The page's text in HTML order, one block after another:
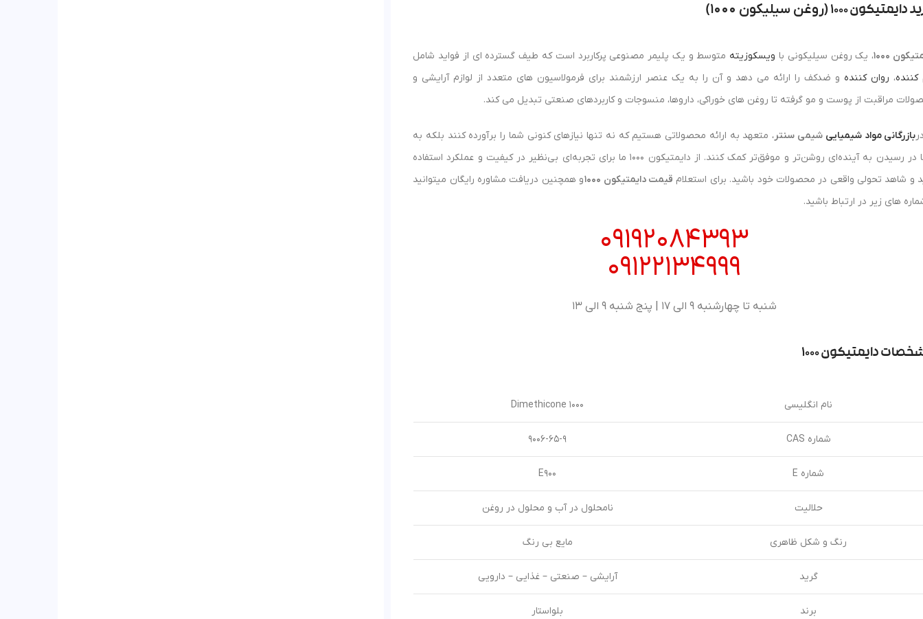
دایمتیکون 1000 ( روغن سیلیکون 1000 )
1000 ، یک روغن سیلیکونی با ویسکوزیته متوسط و یک پلیمر مصنوعی پرکاربرد است که طیف گسترده ای از فواید شامل
کننده، روان کننده و ضدکف را ارائه می دهد و آن را به یک عنصر ارزشمند برای فرمولاسیون های متعدد از لوازم آرایشی و
مراقبت از پوست و مو گرفته تا روغن های خوراکی، داروها، منسوجات و کاربردهای صنعتی تبدیل می کند.
بازرگانی مواد شیمیایی شیمی سنتر، متعهد به ارائه محصولاتی هستیم که نه تنها نیازهای کنونی شما را برآورده کنند بلکه به
شما در رسیدن به آینده‌ای روشن‌تر و موفق‌تر کمک کنند. از دایمتیکون 1000 ما برای تجربه‌ای بی‌نظیر در کیفیت و عملکرد استفاده
و شاهد تحولی واقعی در محصولات خود باشید. برای استعلام قیمت دایمتیکون 1000
و همچنین دریافت مشاوره رایگان میتوانید
های زیر در ارتباط باشید.
09192084393
09122134999
شنبه تا چهارشنبه 9 الی 17 | پنج شنبه 9 الی 13
دایمتیکون 1000
نام انگلیسی Dimethicone 1000
شماره CAS 9006-65-9
شماره E E900
حلالیت نامحلول در آب و محلول در روغن
رنگ و شکل ظاهری مایع بی رنگ
گرید آرایشی – صنعتی – غذایی – دارویی
برند بلواستار